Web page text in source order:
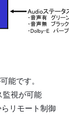
能です。
監視が可能
リモート制御